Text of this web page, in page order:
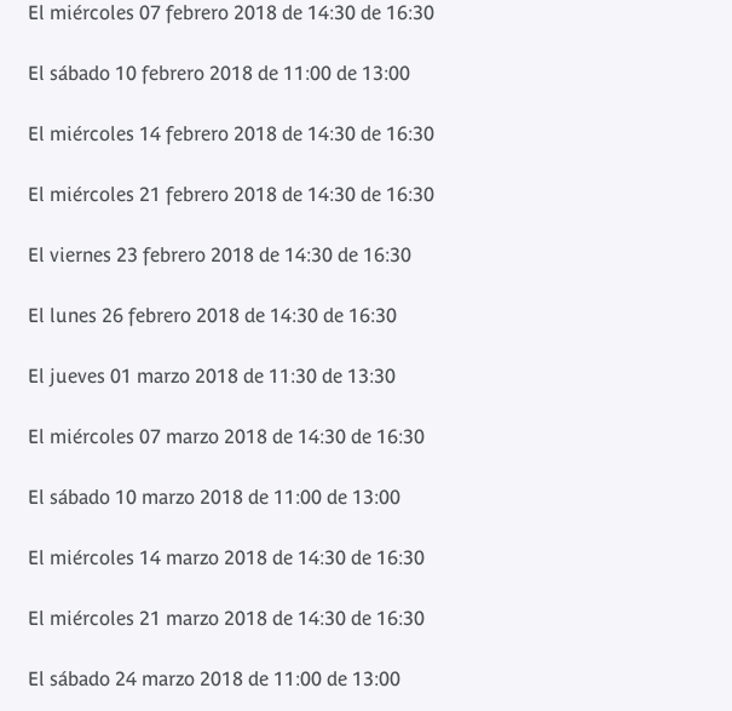
El miércoles 07 febrero 2018 de 14:30 de 16:30
El sábado 10 febrero 2018 de 11:00 de 13:00
El miércoles 14 febrero 2018 de 14:30 de 16:30
El miércoles 21 febrero 2018 de 14:30 de 16:30
El viernes 23 febrero 2018 de 14:30 de 16:30
El lunes 26 febrero 2018 de 14:30 de 16:30
El jueves 01 marzo 2018 de 11:30 de 13:30
El miércoles 07 marzo 2018 de 14:30 de 16:30
El sábado 10 marzo 2018 de 11:00 de 13:00
El miércoles 14 marzo 2018 de 14:30 de 16:30
El miércoles 21 marzo 2018 de 14:30 de 16:30
El sábado 24 marzo 2018 de 11:00 de 13:00